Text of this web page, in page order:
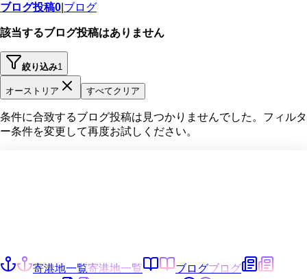
ブログ投稿0 ブログ
該当するブログ投稿はありません
絞り込み1
オーストリア すべてクリア
条件に合致するブログ投稿は見つかりませんでした。フィルタ
ー条件を変更して再度お試しください。
寄港地一覧寄港地一覧 ブログブログ